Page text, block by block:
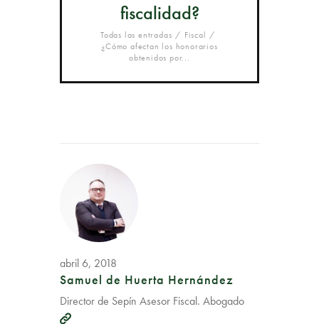
fiscalidad?
Todas las entradas
Fiscal
¿Cómo afectan los honorarios
obtenidos por...
abril 6, 2018
Samuel de Huerta Hernández
Director de Sepín Asesor Fiscal. Abogado